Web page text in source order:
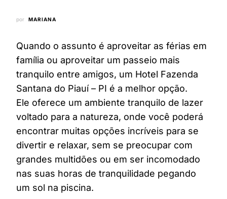
por MARIANA
Quando o assunto é aproveitar as férias em
família ou aproveitar um passeio mais
tranquilo entre amigos, um Hotel Fazenda
Santana do Piauí – PI é a melhor opção.
Ele oferece um ambiente tranquilo de lazer
voltado para a natureza, onde você poderá
encontrar muitas opções incríveis para se
divertir e relaxar, sem se preocupar com
grandes multidões ou em ser incomodado
nas suas horas de tranquilidade pegando
um sol na piscina.